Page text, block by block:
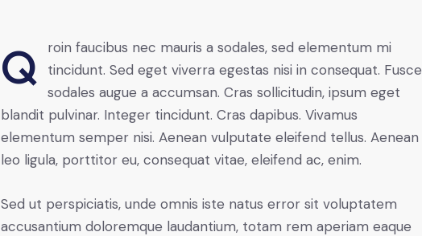
Qroin faucibus nec mauris a sodales, sed elementum mi
tincidunt. Sed eget viverra egestas nisi in consequat. Fusce
sodales augue a accumsan. Cras sollicitudin, ipsum eget
blandit pulvinar. Integer tincidunt. Cras dapibus. Vivamus
elementum semper nisi. Aenean vulputate eleifend tellus. Aenean
leo ligula, porttitor eu, consequat vitae, eleifend ac, enim.
Sed ut perspiciatis, unde omnis iste natus error sit voluptatem
accusantium doloremque laudantium, totam rem aperiam eaque